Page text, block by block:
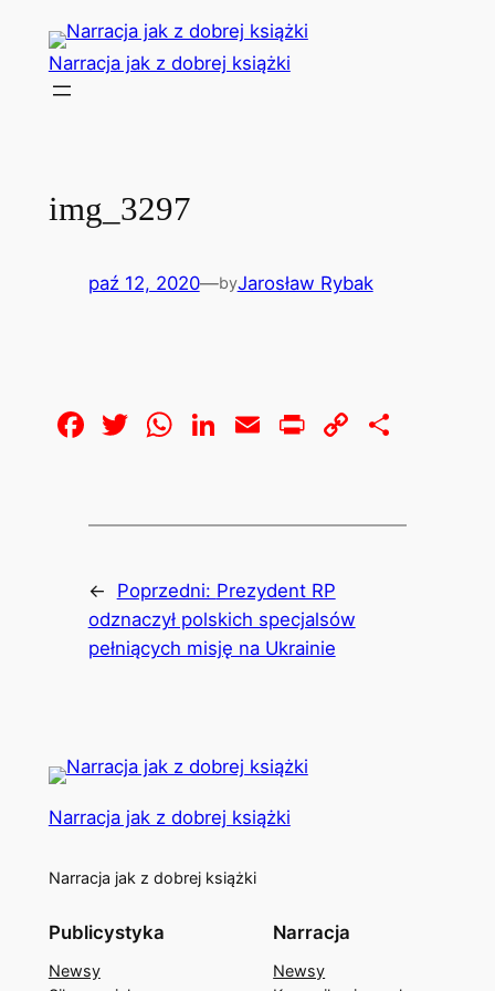
Przejdź
treści
Narracja jak z dobrej książki
img_3297
paź 12, 2020—byJarosław Rybak
Facebook
Twitter
WhatsApp
LinkedIn
EmailPrintCopy
← Poprzedni: Prezydent RP
odznaczył polskich specjalsów
pełniących misję na Ukrainie
Narracja jak z dobrej książki
Narracja jak z dobrej książki
Publicystyka
Newsy
Narracja
Newsy